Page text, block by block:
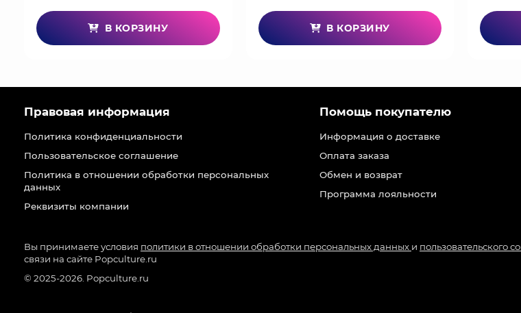
В КОРЗИНУ В КОРЗИНУ
Правовая информация
Политика конфиденциальности
Пользовательское соглашение
Политика в отношении обработки персональных
данных
Реквизиты компании
Помощь покупателю
Информация о доставке
Оплата заказа
Обмен и возврат
Программа лояльности
Вы принимаете условия политики в отношении обработки персональных данных и пользовательского
связи на сайте Popculture.ru
© 2025-2026. Popculture.ru